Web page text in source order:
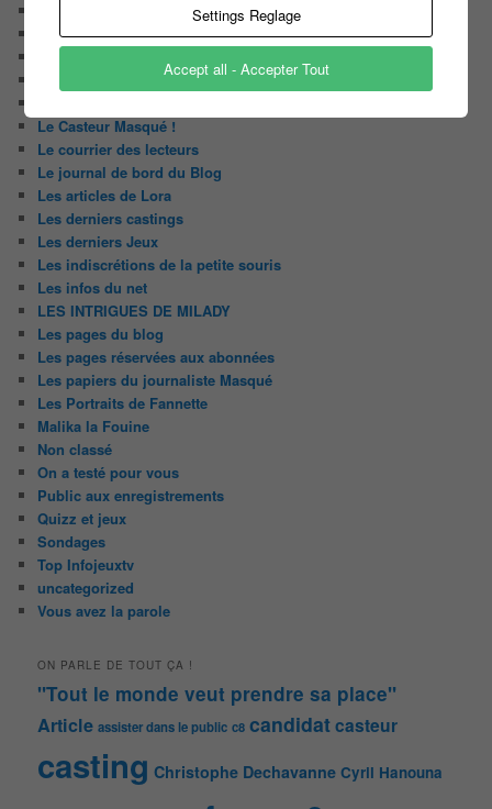
Huggy les bons tuyaux
La chroniquette du Matin
Le Casteur Masqué !
Le courrier des lecteurs
Le journal de bord du Blog
Les articles de Lora
Les derniers castings
Les derniers Jeux
Les indiscrétions de la petite souris
Les infos du net
LES INTRIGUES DE MILADY
Les pages du blog
Les pages réservées aux abonnées
Les papiers du journaliste Masqué
Les Portraits de Fannette
Malika la Fouine
Non classé
On a testé pour vous
Public aux enregistrements
Quizz et jeux
Sondages
Top Infojeuxtv
uncategorized
Vous avez la parole
ON PARLE DE TOUT ÇA !
"Tout le monde veut prendre sa place"
Article assister dans le public c8 candidatcasteur
casting Christophe Dechavanne Cyril Hanouna
Settings Reglage
Accept all - Accepter Tout